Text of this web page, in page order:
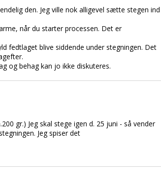
den. Jeg ville nok alligevel sætte stegen ind
når du starter processen. Det er
fedtlaget blive siddende under stegningen. Det
og behag kan jo ikke diskuteres.
gr.) Jeg skal stege igen d. 25 juni - så vender
Jeg spiser det